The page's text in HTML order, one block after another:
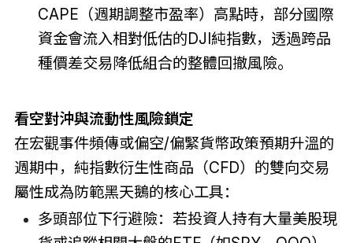
CAPE（週期調整市盈率）高點時，部分國際
資金會流入相對低估的DJI純指數，透過跨品
種價差交易降低組合的整體回撤風險。
看空對沖與流動性風險鎖定
在宏觀事件頻傳或偏空/偏緊貨幣政策預期升溫的
週期中，純指數衍生性商品（CFD）的雙向交易
屬性成為防範黑天鵝的核心工具：
多頭部位下行避險：若投資人持有大量美股現